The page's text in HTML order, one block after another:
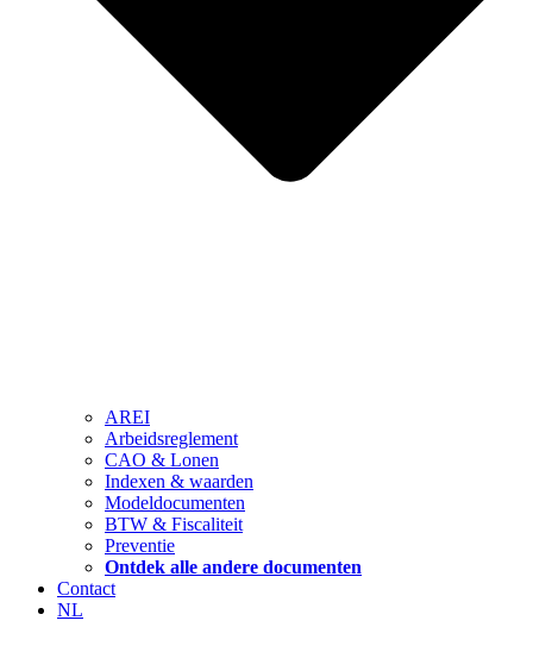
AREI
Arbeidsreglement
CAO & Lonen
Indexen & waarden
Modeldocumenten
BTW & Fiscaliteit
Preventie
Ontdek alle andere documenten
Contact
NL